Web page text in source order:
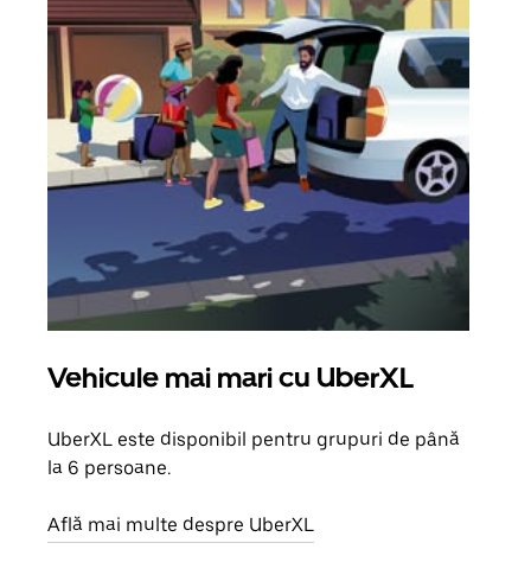
Vehicule mai mari cu UberXL
UberXL este disponibil pentru grupuri de până
la 6 persoane.
Află mai multe despre UberXL